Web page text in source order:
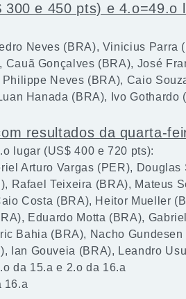
300 e 450 pts) e 4.o=49.o
Neves (BRA), Vinicius Parra
Gonçalves (BRA), José
Neves (BRA), Caio
Hanada (BRA), Ivo Gothardo
resultados da quarta-
lugar (US$ 400 e 720 pts):
Arturo Vargas (PER), Douglas
Rafael Teixeira (BRA), Mateus
Costa (BRA), Heitor Mueller
Eduardo Motta (BRA),
Bahia (BRA), Nacho Gundesen
Ian Gouveia (BRA), Leandro
da 15.a e 2.o da 16.a
16.a